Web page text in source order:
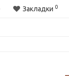
Закладки 0